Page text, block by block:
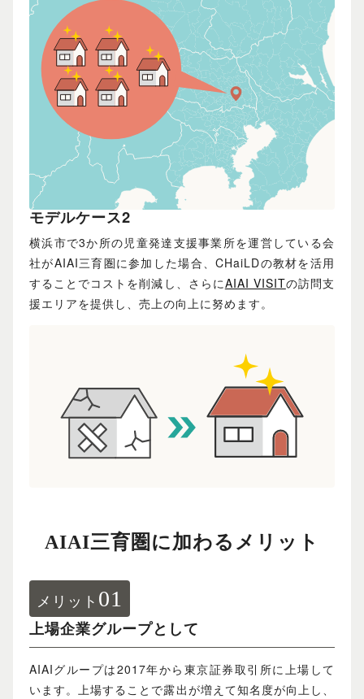
モデルケース2
横浜市で3か所の児童発達支援事業所を運営している会
社がAIAI三育圏に参加した場合、CHaiLDの教材を活用
することでコストを削減し、さらにAIAI VISITの訪問支
援エリアを提供し、売上の向上に努めます。
AIAI三育圏に加わるメリット
メリット 01
上場企業グループとして
AIAIグループは2017年から東京証券取引所に上場して
います。上場することで露出が増えて知名度が向上し、